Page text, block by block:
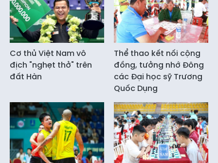
Cơ thủ Việt Nam vô
địch "nghẹt thở" trên
đất Hàn
Thể thao kết nối cộng
đồng, tưởng nhớ Đông
các Đại học sỹ Trương
Quốc Dụng